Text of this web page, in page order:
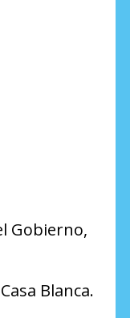
Gobierno,
Blanca.